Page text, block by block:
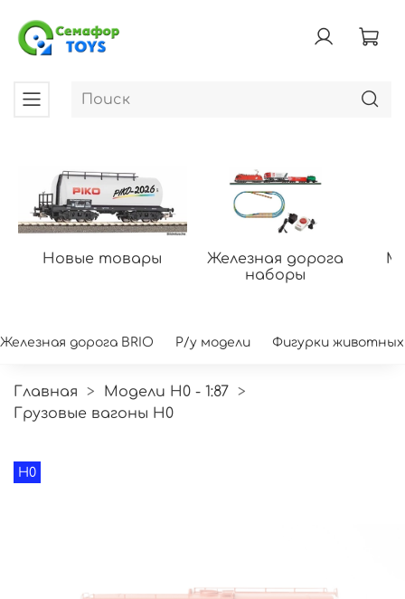
Новые товары
Железная дорога
наборы
Железная дорога BRIO Р/у модели Фигурки животных
Главная
Модели H0 - 1:87
Грузовые вагоны H0
H0